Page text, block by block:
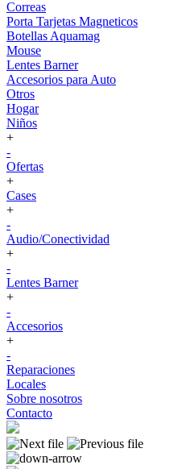
Correas
Porta Tarjetas Magneticos
Botellas Aquamag
Mouse
Lentes Barner
Accesorios para Auto
Otros
Hogar
Niños
+
-
Ofertas
+
Cases
+
-
Audio/Conectividad
+
-
Lentes Barner
+
-
Accesorios
+
-
Reparaciones
Locales
Sobre nosotros
Contacto